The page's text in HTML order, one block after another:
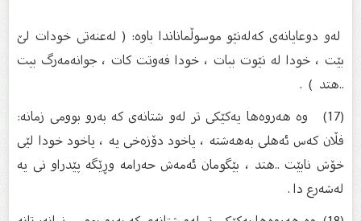
لەو دوعایانەی کەلەنێو موسوڵماناندا باوە: ( لەعنەتی خودات لێ
بێت ، خودا لە نێوت ببات ، خودا فەوتت کات ، جوانەمەرگ بیت
..هتد ) .
(17) وە هەروەها یەکێکی تر لەو شتانەی کە بەرو بوومی زمانە:
فڵان کەس ئەهلی بەهەشتە ، یاخود دۆزەخی یە ، یاخود خودا لێی
خۆش نابێت ..هتد ، بێگومان ئەمەش حەرامە وڕێگە پێدراو نی یە
لەشەرع دا .